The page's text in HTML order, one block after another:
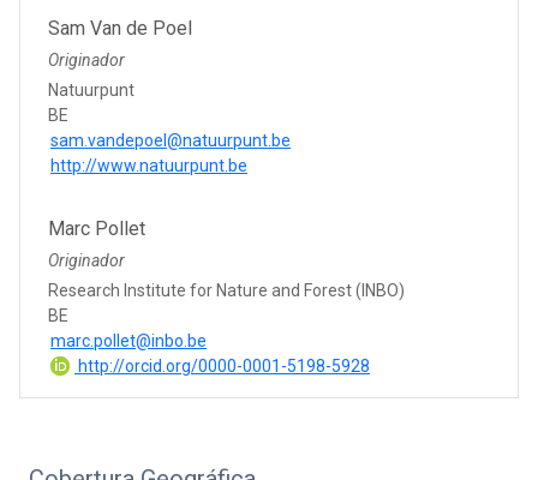
Sam Van de Poel
Originador
Natuurpunt
BE
sam.vandepoel@natuurpunt.be
http://www.natuurpunt.be
Marc Pollet
Originador
Research Institute for Nature and Forest (INBO)
BE
marc.pollet@inbo.be
http://orcid.org/0000-0001-5198-5928